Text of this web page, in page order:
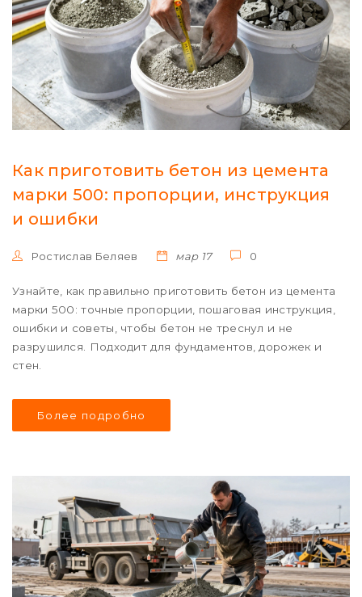
Как приготовить бетон из цемента
марки 500: пропорции, инструкция
и ошибки
Ростислав Беляев мар 17 0
Узнайте, как правильно приготовить бетон из цемента
марки 500: точные пропорции, пошаговая инструкция,
ошибки и советы, чтобы бетон не треснул и не
разрушился. Подходит для фундаментов, дорожек и
стен.
Более подробно